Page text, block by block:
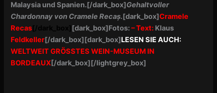
Malaysia und Spanien.[/dark_box]Gehaltvoller
Chardonnay von Cramele Recaș.[dark_box]Cramele
Recas
[dark_box]Fotos:–Text: Klaus
Feldkeller[/dark_box][dark_box]LESEN SIE AUCH:
WELTWEIT GRÖSSTES WEIN-MUSEUM IN
BORDEAUX[/dark_box][/lightgrey_box]